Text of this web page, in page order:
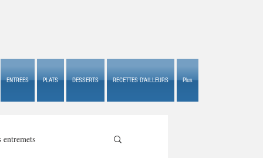
ENTREES PLATS DESSERTS RECETTES D'AILLEURS Plus
entremets